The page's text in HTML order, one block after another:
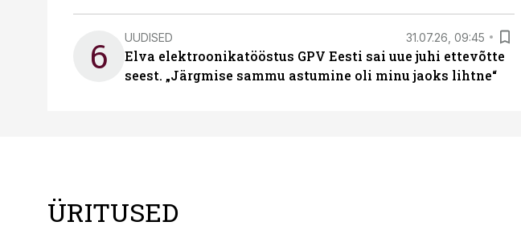
6 UUDISED 31.07.26, 09:45
Elva elektroonikatööstus GPV Eesti sai uue juhi ettevõtte
seest. „Järgmise sammu astumine oli minu jaoks lihtne“
ÜRITUSED